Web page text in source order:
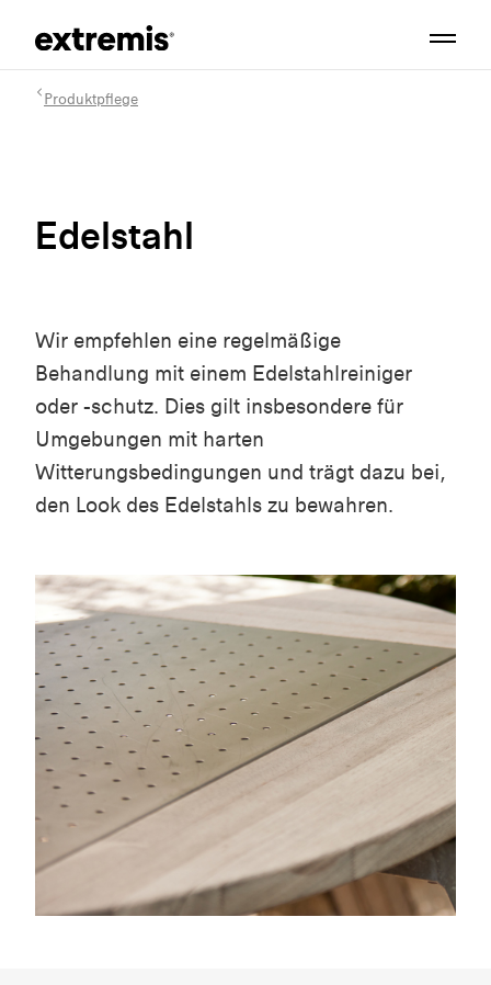
Produktpflege
Edelstahl
Wir empfehlen eine regelmäßige
Behandlung mit einem Edelstahlreiniger
oder -schutz. Dies gilt insbesondere für
Umgebungen mit harten
Witterungsbedingungen und trägt dazu bei,
den Look des Edelstahls zu bewahren.